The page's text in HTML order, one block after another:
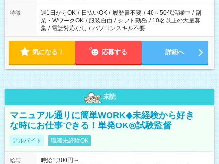
特徴 週1日からOK / 日払いOK / 履歴書不要 / 40～50代活躍中 / 副
業・WワークOK / 服装自由 / シフト勤務 / 10名以上の大量募
集 / 電話対応なし / パソコンスキル不要
気になる！ 応募する 詳細へ
未読
マニュアル通りに簡単WORK◆未経験から好き
な時にお仕事できる！単発OK◎試験監督
アルバイト 職種未経験OK
給与
時給1,300円～